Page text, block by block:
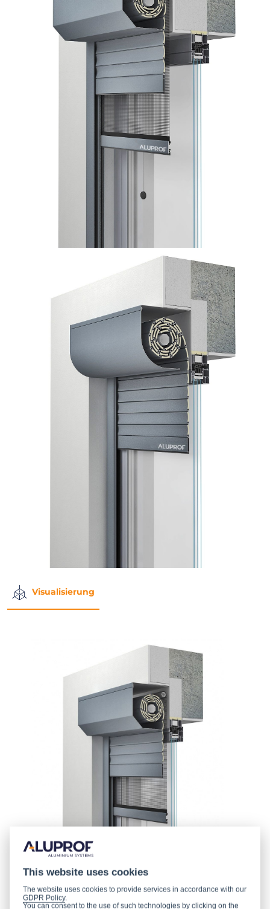
Visualisierung
This website uses cookies
The website uses cookies to provide services in accordance with our
GDPR Policy.
You can consent to the use of such technologies by clicking on the